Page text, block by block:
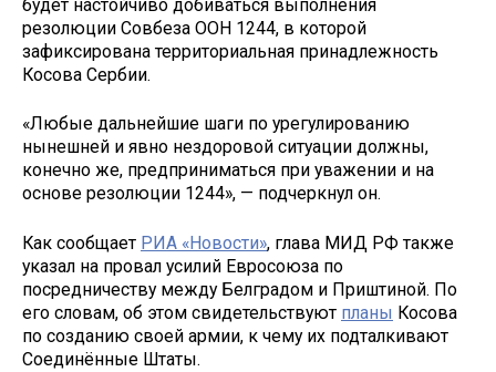
будет настойчиво добиваться выполнения
резолюции Совбеза ООН 1244, в которой
зафиксирована территориальная принадлежность
Косова Сербии.
«Любые дальнейшие шаги по урегулированию
нынешней и явно нездоровой ситуации должны,
конечно же, предприниматься при уважении и на
основе резолюции 1244», — подчеркнул он.
Как сообщает РИА «Новости», глава МИД РФ также
указал на провал усилий Евросоюза по
посредничеству между Белградом и Приштиной. По
его словам, об этом свидетельствуют планы Косова
по созданию своей армии, к чему их подталкивают
Соединённые Штаты.